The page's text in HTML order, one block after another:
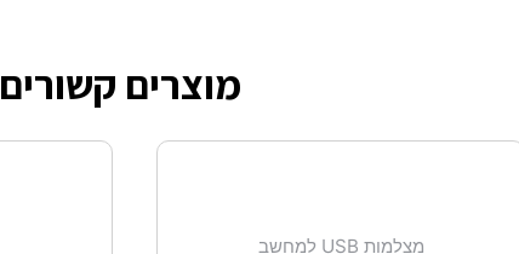
מוצרים קשורים
מצלמות USB למחשב